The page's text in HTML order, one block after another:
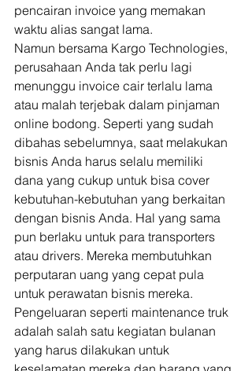
pencairan invoice yang memakan
waktu alias sangat lama.
Namun bersama Kargo Technologies,
perusahaan Anda tak perlu lagi
menunggu invoice cair terlalu lama
atau malah terjebak dalam pinjaman
online bodong. Seperti yang sudah
dibahas sebelumnya, saat melakukan
bisnis Anda harus selalu memiliki
dana yang cukup untuk bisa cover
kebutuhan-kebutuhan yang berkaitan
dengan bisnis Anda. Hal yang sama
pun berlaku untuk para transporters
atau drivers. Mereka membutuhkan
perputaran uang yang cepat pula
untuk perawatan bisnis mereka.
Pengeluaran seperti maintenance truk
adalah salah satu kegiatan bulanan
yang harus dilakukan untuk